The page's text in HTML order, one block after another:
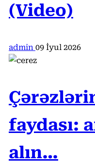
(Video)
admin 09 İyul 2026
faydası:
alın…